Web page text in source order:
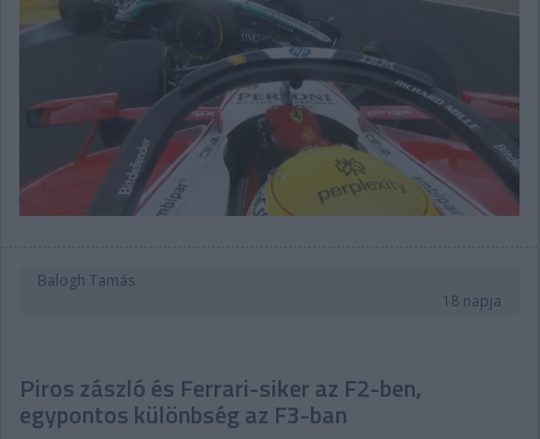
Balogh Tamás
18 napja
Piros zászló és Ferrari-siker az F2-ben,
egypontos különbség az F3-ban